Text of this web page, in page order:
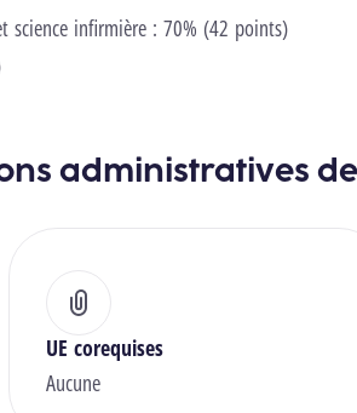
science infirmière : 70% (42 points)
administratives de
UE corequises
Aucune